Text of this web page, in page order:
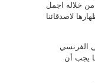
من خلاله اجمل
لاصدقائنا
الفرنسي
يجب أن